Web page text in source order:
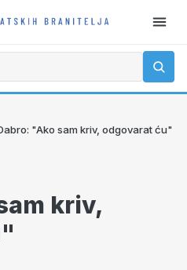
"Ako sam kriv, odgovarat ću"
kriv,